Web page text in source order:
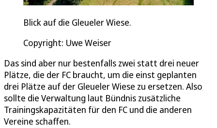
Blick auf die Gleueler Wiese.
Copyright: Uwe Weiser
Das sind aber nur bestenfalls zwei statt drei neuer
Plätze, die der FC braucht, um die einst geplanten
drei Plätze auf der Gleueler Wiese zu ersetzen. Also
sollte die Verwaltung laut Bündnis zusätzliche
Trainingskapazitäten für den FC und die anderen
Vereine schaffen.